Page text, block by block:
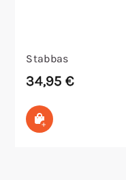
Stabbas
34,95€
In den Warenkorb